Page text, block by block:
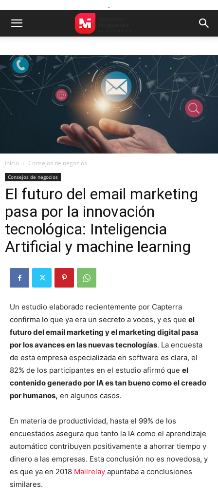
.
Inicio Consejos de negocios
Consejos de negocios
El futuro del email marketing
pasa por la innovación
tecnológica: Inteligencia
Artificial y machine learning
Un estudio elaborado recientemente por Capterra
confirma lo que ya era un secreto a voces, y es que el
futuro del email marketing y el marketing digital pasa
por los avances en las nuevas tecnologías. La encuesta
de esta empresa especializada en software es clara, el
82% de los participantes en el estudio afirmó que el
contenido generado por IA es tan bueno como el creado
por humanos, en algunos casos.
En materia de productividad, hasta el 99% de los
encuestados asegura que tanto la IA como el aprendizaje
automático contribuyen positivamente a ahorrar tiempo y
dinero a las empresas. Esta conclusión no es novedosa, y
es que ya en 2018 Mailrelay apuntaba a conclusiones
similares.